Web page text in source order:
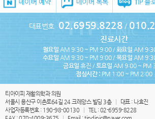
대표번호 02.6959.8228 /
진료시간
월요일 AM 9:30 ~ PM 9:00 /화요일 AM
수요일 AM 9:30 ~ PM 9:00 /목요일 AM
금요일 휴진 / 토요일 AM 9:00 ~ PM
점심시간 : PM 1:00 ~ PM 2:00
티아이피 재활의학과 의원
서울시 용산구 이촌로64길 24 크레앙스 빌딩 3층
대표 : 나효진
사업자등록번호 : 190-98-00130
TEL : 02-6959-8228